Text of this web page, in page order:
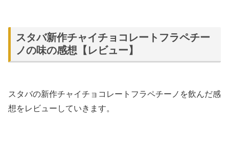
スタバ新作チャイチョコレートフラペチー
ノの味の感想【レビュー】
スタバの新作チャイチョコレートフラペチーノを飲んだ感
想をレビューしていきます。